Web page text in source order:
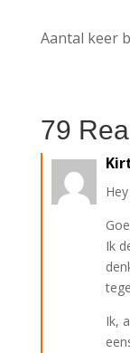
Aantal keer
79
Ik
Ik,